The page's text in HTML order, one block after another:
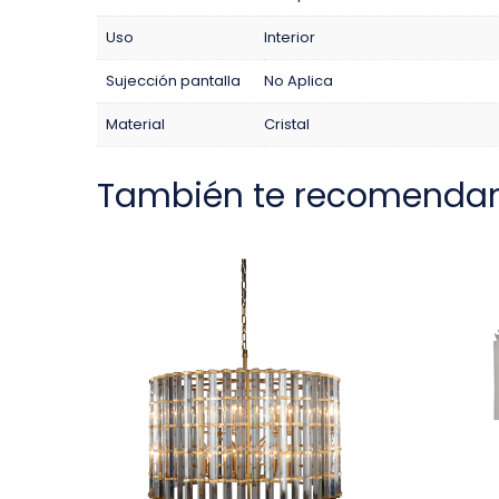
Uso Interior
Sujección pantalla No Aplica
Material Cristal
También te